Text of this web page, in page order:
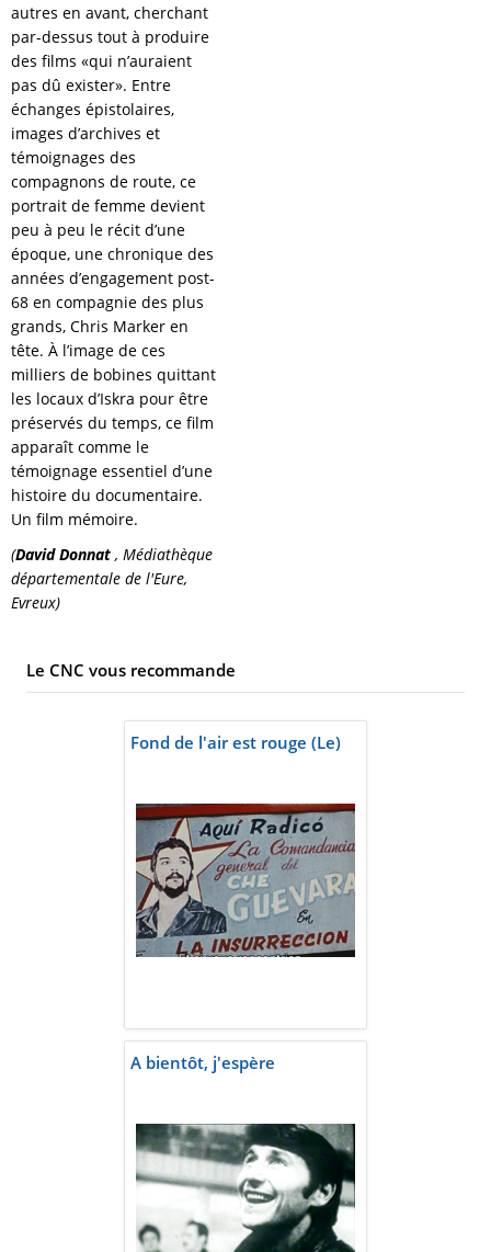
autres en avant, cherchant
par-dessus tout à produire
des films «qui n’auraient
pas dû exister». Entre
échanges épistolaires,
images d’archives et
témoignages des
compagnons de route, ce
portrait de femme devient
peu à peu le récit d’une
époque, une chronique des
années d’engagement post-
68 en compagnie des plus
grands, Chris Marker en
tête. À l’image de ces
milliers de bobines quittant
les locaux d’Iskra pour être
préservés du temps, ce film
apparaît comme le
témoignage essentiel d’une
histoire du documentaire.
Un film mémoire.
(David Donnat , Médiathèque
départementale de l'Eure,
Evreux)
Le CNC vous recommande
Fond de l'air est rouge (Le)
A bientôt, j'espère